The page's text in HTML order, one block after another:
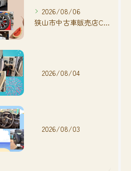
2026/08/06
狭山市中古車販売店CarShop FACT.🚗
2026/08/04
2026/08/03